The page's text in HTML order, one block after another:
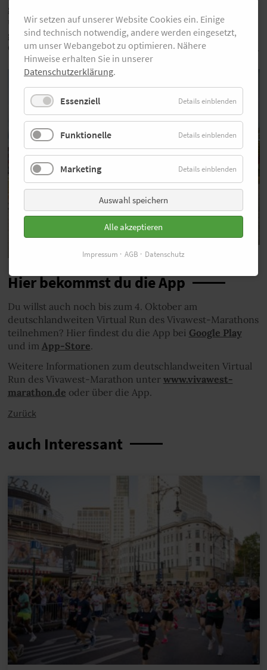
gelaufenen Trainingskilometer tausender Läuferinnen
und Läufer nicht ganz umsonst sind und in einer Art
gemeinsamen Wettkampf münden“, sagt Christian Okon,
Geschäftsführer der veranstaltenden MMP Event GmbH.
Hier bekommst du die App
Du willst auch noch bis zum 4. Oktober am
deutschlandweiten Virtual Run des Vivawest-Marathons
teilnehmen? Hier findest du die App bei Google Play
und im App-Store.
Weitere Informationen zum deutschlandweiten Virtual
Run des Vivawest-Marathon unter www.vivawest-
marathon.de oder über die App.
Zurück
auch Interessant
Wir setzen auf unserer Website Cookies ein. Einige
sind technisch notwendig, andere werden eingesetzt,
um unser Webangebot zu optimieren. Nähere
Hinweise erhalten Sie in unserer
Datenschutzerklärung.
Essenziell Details einblenden
Funktionelle Details einblenden
Marketing Details einblenden
Auswahl speichern
Alle akzeptieren
Impressum AGB Datenschutz